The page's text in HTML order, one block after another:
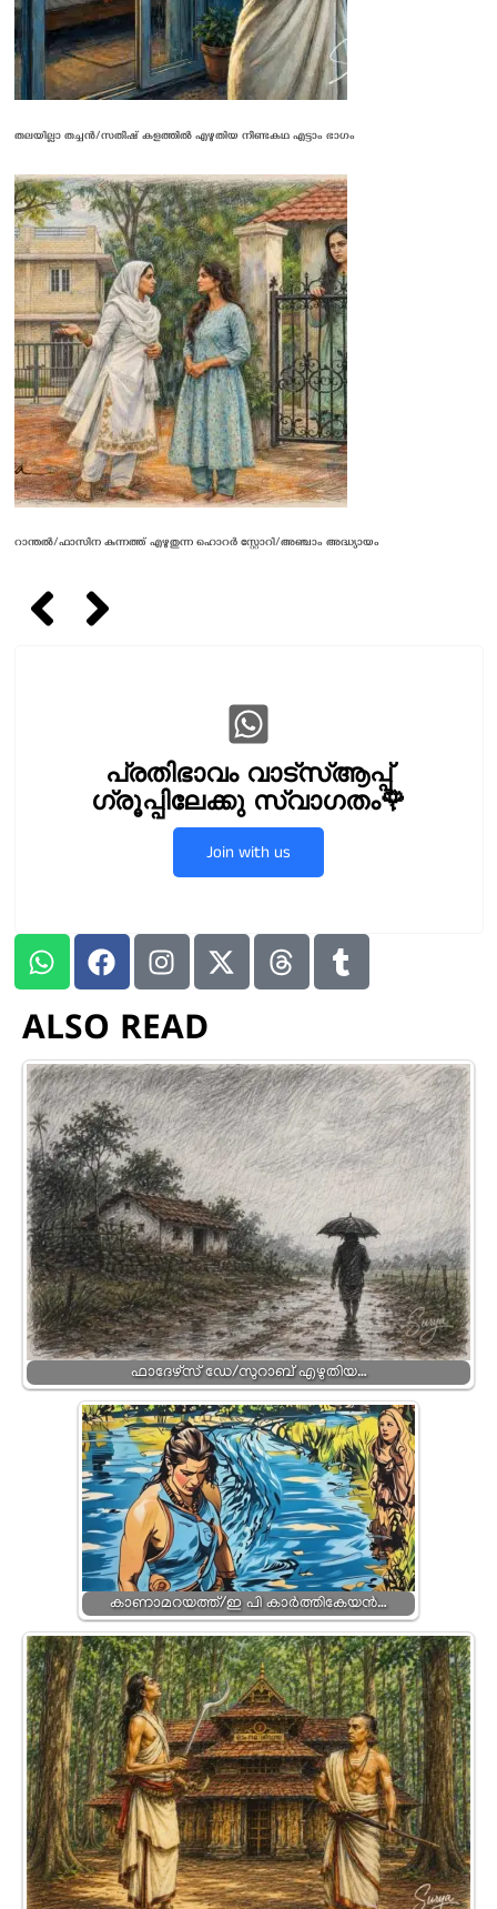
തലയില്ലാ തച്ചൻ/സതീഷ് കളത്തിൽ എഴുതിയ നീണ്ടകഥ എട്ടാം ഭാഗം
റാന്തൽ/ഫാസിന കുന്നത്ത് എഴുതുന്ന ഹൊറർ സ്റ്റോറി/അഞ്ചാം അദ്ധ്യായം
പ്രതിഭാവം വാട്സ്ആപ്പ്
ഗ്രൂപ്പിലേക്കു സ്വാഗതം🌹
Join with us
ALSO READ
ഫാദേഴ്സ് ഡേ/സുറാബ് എഴുതിയ…
കാണാമറയത്ത്/ഇ പി കാര്‍ത്തികേയന്‍…